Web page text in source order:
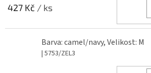
427 Kč / ks
Barva: camel/navy, Velikost: M
| 5753/ZEL3